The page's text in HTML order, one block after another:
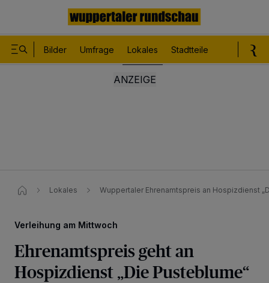
Bilder Umfrage Lokales Stadtteile
Lokales Wuppertaler Ehrenamtspreis an Hospizdienst
Verleihung am Mittwoch
Ehrenamtspreis geht an
Hospizdienst „Die Pusteblume“